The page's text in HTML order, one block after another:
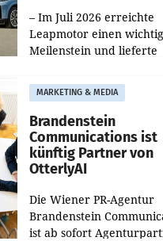
– Im Juli 2026 erreichte
Leapmotor einen
Meilenstein und lieferte
aus, womit sich das
gegenüber Juli 2025
verdoppelte (+102
MARKETING & MEDIA
Brandenstein
Communications ist
künftig Partner von
OtterlyAI
Die Wiener PR-Agentur
Brandenstein
ist ab sofort